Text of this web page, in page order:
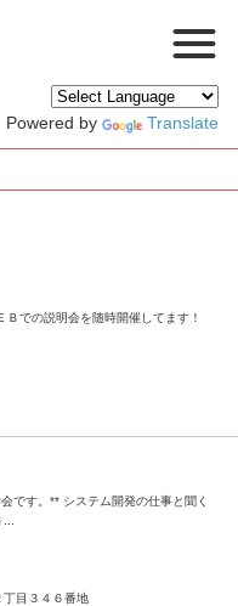
Powered by Translate
での説明会を随時開催してます！
です。** システム開発の仕事と聞く
丁目３４６番地